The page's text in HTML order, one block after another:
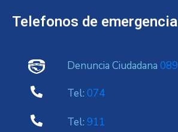
Telefonos de emergencia
Denuncia Ciudadana 089
Tel: 074
Tel: 911